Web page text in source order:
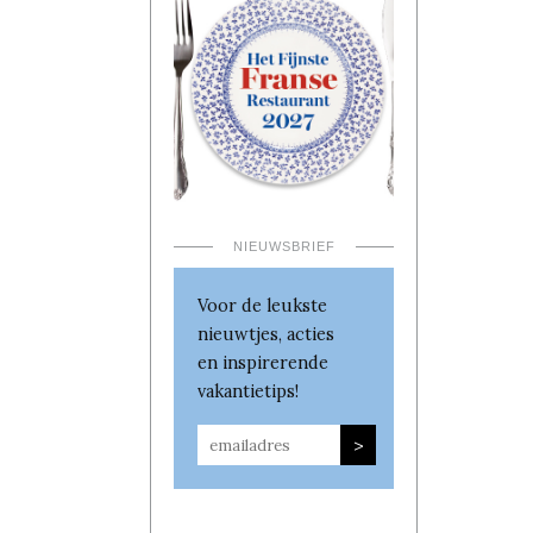
NIEUWSBRIEF
Voor de leukste
nieuwtjes, acties
en inspirerende
vakantietips!